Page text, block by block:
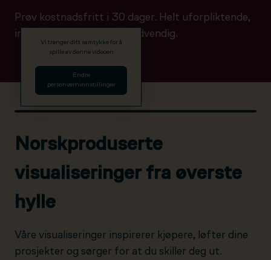
Prøv kostnadsfritt i 30 dager. Helt uforpliktende,
ingen betalingsdetaljer nødvendig.
Vi trenger ditt samtykke for å
spille av denne videoen
Endre
personverninnstillinger
Norskproduserte
visualiseringer fra øverste
hylle
Våre visualiseringer inspirerer kjøpere, løfter dine
prosjekter og sørger for at du skiller deg ut.